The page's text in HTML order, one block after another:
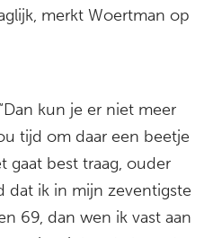
merkt Woertman op
kun je er niet meer
tijd om daar een beetje
gaat best traag, ouder
dat ik in mijn zeventigste
69, dan wen ik vast aan